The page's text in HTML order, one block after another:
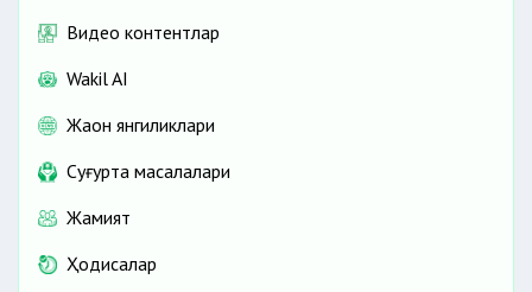
Видео контентлар
Wakil AI
Жаҳон янгиликлари
Cуғурта масалалари
Жамият
Ҳодисалар